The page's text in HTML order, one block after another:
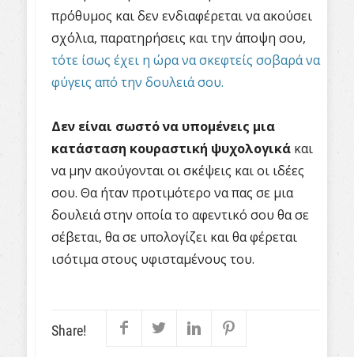
πρόθυμος και δεν ενδιαφέρεται να ακούσει
σχόλια, παρατηρήσεις και την άποψη σου,
τότε ίσως έχει η ώρα να σκεφτείς σοβαρά να
φύγεις από την δουλειά σου.
Δεν είναι σωστό να υπομένεις μια
κατάσταση κουραστική ψυχολογικά και
να μην ακούγονται οι σκέψεις και οι ιδέες
σου. Θα ήταν προτιμότερο να πας σε μια
δουλειά στην οποία το αφεντικό σου θα σε
σέβεται, θα σε υπολογίζει και θα φέρεται
ισότιμα στους υφισταμένους του.
Share!